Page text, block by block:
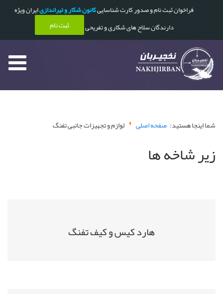
فراخوان ثبت نام و صدور کارت شناساییکانون شکار و تیراندازیایران ویژه
دارندگان سلاح های شکاری و تفریحی
ثبت نام
شما اینجا هستید: صفحه اصلی لوازم و تجهیزات جانبی تفنگ
زیر شاخه ها
هارد کیس و کیف تفنگ